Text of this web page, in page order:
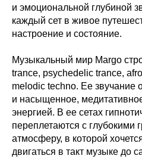
и эмоциональной глубиной
каждый сет в живое
настроение и состояние.
Музыкальный мир Margo
trance, psychedelic trance,
melodic techno. Ее звучание
и насыщенное,
энергией. В ее сетах
переплетаются с глубокими
атмосферу, в которой
двигаться в такт музыке до